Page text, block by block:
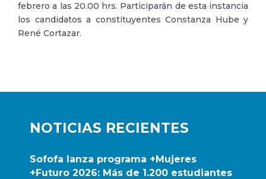
NOTICIAS RECIENTES
Sofofa lanza programa +Mujeres
+Futuro 2026: Más de 1.200 estudiantes
febrero a las 20.00 hrs. Participarán de esta instancia
los candidatos a constituyentes Constanza Hube y
René Cortazar.